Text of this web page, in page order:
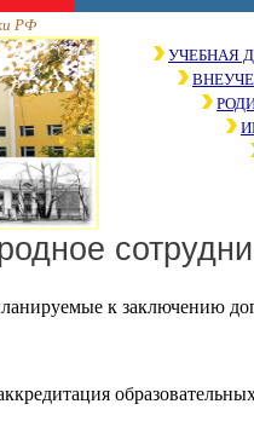
РФ
УЧЕБНАЯ
к заключению